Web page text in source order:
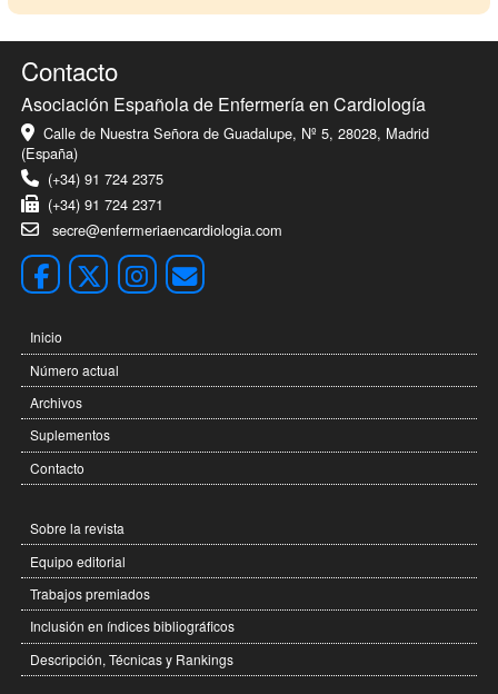
Contacto
Asociación Española de Enfermería en Cardiología
Calle de Nuestra Señora de Guadalupe, Nº 5, 28028, Madrid
(España)
(+34) 91 724 2375
(+34) 91 724 2371
secre@enfermeriaencardiologia.com
Inicio
Número actual
Archivos
Suplementos
Contacto
Sobre la revista
Equipo editorial
Trabajos premiados
Inclusión en índices bibliográficos
Descripción, Técnicas y Rankings